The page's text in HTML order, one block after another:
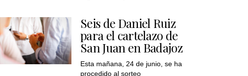
Seis de Daniel Ruiz
para el cartelazo de
San Juan en Badajoz
Esta mañana, 24 de junio, se ha
procedido al sorteo